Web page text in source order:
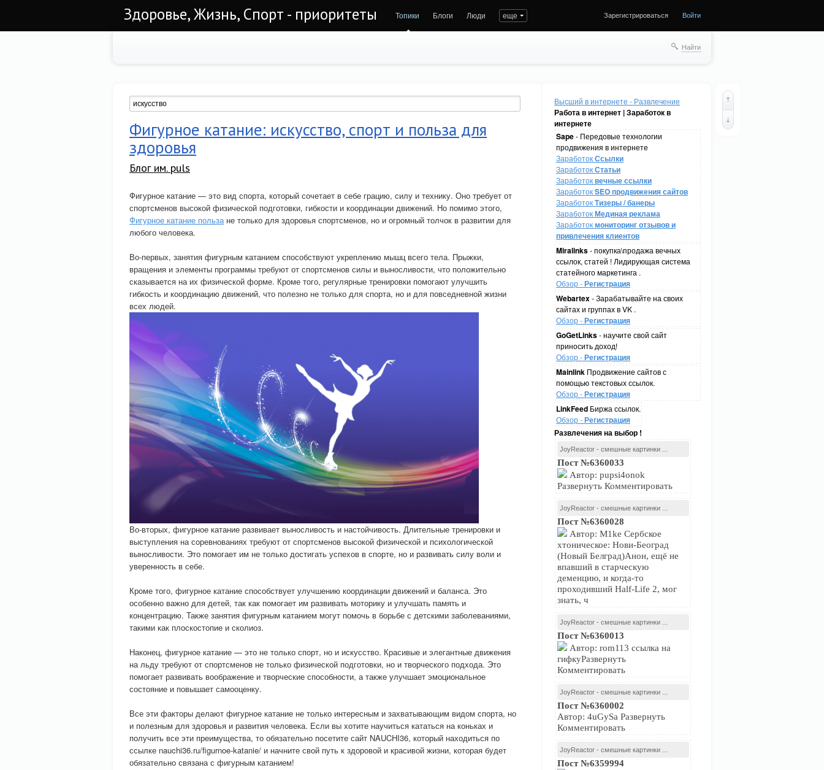
Здоровье, Жизнь, Спорт - приоритеты Топики Блоги Люди еще Зарегистрироваться Войти
Найти
Высший в интернете - Развлечение
Работа в интернет | Заработок в
интернете
Sape- Передовые технологии
продвижения в интернете
ЗаработокСсылки
ЗаработокСтатьи
Заработоквечные ссылки
ЗаработокSEO продвижения сайтов
ЗаработокТизеры / банеры
ЗаработокМединая реклама
Заработокмониторинг отзывов и
привлечения клиентов
Miralinks- покупка\продажа вечных
ссылок, статей ! Лидирующая система
статейного маркетинга .
Обзор -Регистрация
Webartex- Зарабатывайте на своих
сайтах и группах в VK .
Обзор -Регистрация
GoGetLinks- научите свой сайт
приносить доход!
Обзор -Регистрация
Mainlink Продвижение сайтов с
помощью текстовых ссылок.
Обзор -Регистрация
LinkFeed Биржа ссылок.
Обзор -Регистрация
Развлечения на выбор !
JoyReactor - смешные картинки ...
Пост №6360033
Автор: pupsi4onok
Развернуть Комментировать
JoyReactor - смешные картинки ...
Пост №6360028
Автор: M1ke Сербское
хтоническое: Нови-Београд
(Новый Белград)Анон, ещё не
впавший в старческую
деменцию, и когда-то
проходивший Half-Life 2, мог
знать, ч
JoyReactor - смешные картинки ...
Пост №6360013
Автор: rom113 ссылка на
гифкуРазвернуть
Комментировать
JoyReactor - смешные картинки ...
Пост №6360002
Автор: 4uGySa Развернуть
Комментировать
JoyReactor - смешные картинки ...
Пост №6359994
Фигурное катание: искусство, спорт и польза для
здоровья
Блог им. puls
Фигурное катание — это вид спорта, который сочетает в себе грацию, силу и технику. Оно требует от
спортсменов высокой физической подготовки, гибкости и координации движений. Но помимо этого,
Фигурное катание пользане только для здоровья спортсменов, но и огромный толчок в развитии для
любого человека.
Во-первых, занятия фигурным катанием способствуют укреплению мышц всего тела. Прыжки,
вращения и элементы программы требуют от спортсменов силы и выносливости, что положительно
сказывается на их физической форме. Кроме того, регулярные тренировки помогают улучшить
гибкость и координацию движений, что полезно не только для спорта, но и для повседневной жизни
всех людей.
Во-вторых, фигурное катание развивает выносливость и настойчивость. Длительные тренировки и
выступления на соревнованиях требуют от спортсменов высокой физической и психологической
выносливости. Это помогает им не только достигать успехов в спорте, но и развивать силу воли и
уверенность в себе.
Кроме того, фигурное катание способствует улучшению координации движений и баланса. Это
особенно важно для детей, так как помогает им развивать моторику и улучшать память и
концентрацию. Также занятия фигурным катанием могут помочь в борьбе с детскими заболеваниями,
такими как плоскостопие и сколиоз.
Наконец, фигурное катание — это не только спорт, но и искусство. Красивые и элегантные движения
на льду требуют от спортсменов не только физической подготовки, но и творческого подхода. Это
помогает развивать воображение и творческие способности, а также улучшает эмоциональное
состояние и повышает самооценку.
Все эти факторы делают фигурное катание не только интересным и захватывающим видом спорта, но
и полезным для здоровья и развития человека. Если вы хотите научиться кататься на коньках и
получить все эти преимущества, то обязательно посетите сайт NAUCHI36, который находиться по
ссылке nauchi36.ru/figurnoe-katanie/ и начните свой путь к здоровой и красивой жизни, которая будет
обязательно связана с фигурным катанием!